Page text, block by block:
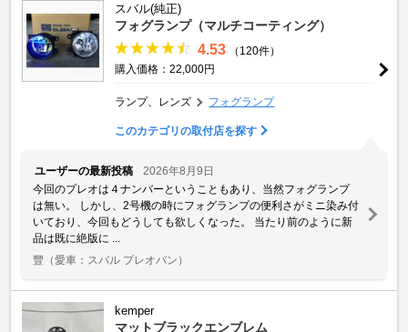
スバル(純正)
フォグランプ（マルチコーティング）
4.53
（120件）
購入価格：22,000円
ランプ、レンズ フォグランプ
このカテゴリの取付店を探す
ユーザーの最新投稿
2026年8月9日
今回のプレオは４ナンバーということもあり、当然フォグランプ
は無い。 しかし、2号機の時にフォグランプの便利さがミニ染み付
いており、今回もどうしても欲しくなった。 当たり前のように新
品は既に絶版に ...
豐 （愛車：スバル プレオバン）
kemper
マットブラックエンブレム